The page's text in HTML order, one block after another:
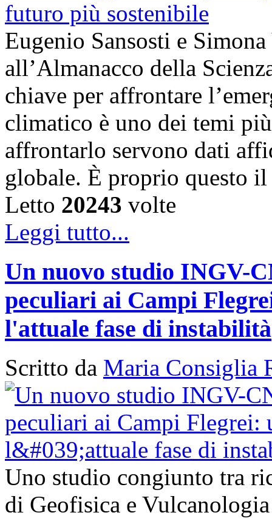
Eugenio Sansosti e
all’Almanacco della
chiave per affrontare
climatico è uno dei temi
affrontarlo servono dati
globale. È proprio questo
Letto 20243 volte
Leggi tutto...
Un nuovo studio INGV-
peculiari ai Campi
l'attuale fase di instabilità
Scritto da Maria Consiglia
Uno studio congiunto tra
di Geofisica e